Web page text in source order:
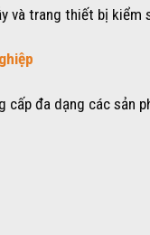
và trang thiết bị kiểm
cấp đa dạng các sản